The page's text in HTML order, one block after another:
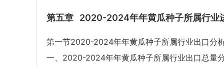
第五章 2020-2024年年黄瓜种子所属行业
第一节2020-2024年年黄瓜种子所属行业出口分
一、2020-2024年年黄瓜种子所属行业出口总量